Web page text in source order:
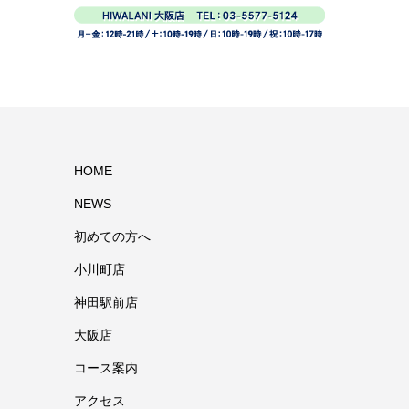
HOME
NEWS
初めての方へ
小川町店
神田駅前店
大阪店
コース案内
アクセス